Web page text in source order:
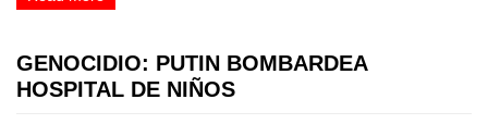
GENOCIDIO: PUTIN BOMBARDEA
HOSPITAL DE NIÑOS